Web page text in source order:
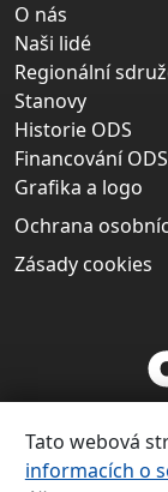
O nás
Naši lidé
Regionální
Stanovy
Historie ODS
Financování ODS
Grafika a logo
Ochrana
Zásady cookies
Tato webová
informacích o